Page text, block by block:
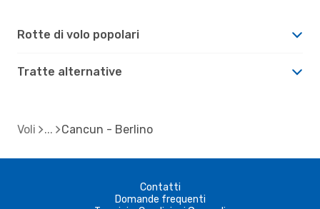
Rotte di volo popolari
Tratte alternative
Voli Cancun - Berlino
Contatti
Domande frequenti